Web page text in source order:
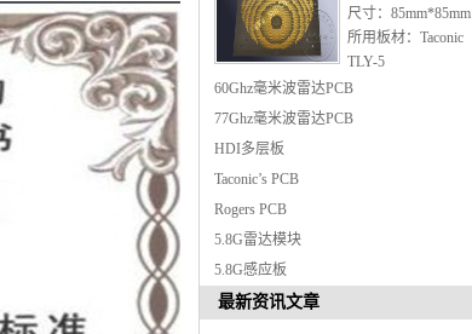
尺寸：85mm*85mm
所用板材：Taconic
TLY-5
最小孔径：0.3mm
表面处理：镀金
60Ghz毫米波雷达PCB
77Ghz毫米波雷达PCB
HDI多层板
Taconic’s PCB
Rogers PCB
5.8G雷达模块
5.8G感应板
最新资讯文章